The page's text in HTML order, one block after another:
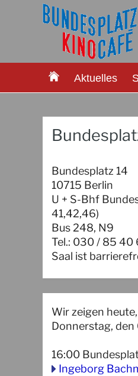
Aktuelles
Bundesplatz 14
10715 Berlin
U + S-Bhf
41,42,46)
Bus 248, N9
Tel.: 030 / 85 40
Saal ist
Wir zeigen heute,
Donnerstag,
16:00
Ingeborg